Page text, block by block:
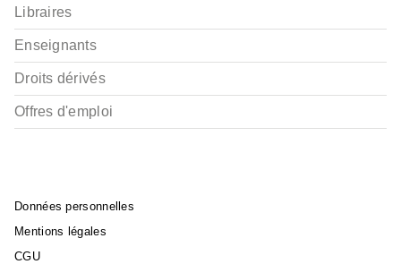
Libraires
Enseignants
Droits dérivés
Offres d'emploi
Données personnelles
Mentions légales
CGU